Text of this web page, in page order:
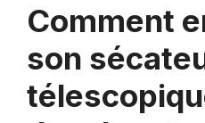
Comment
son